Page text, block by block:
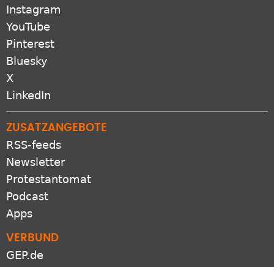
Instagram
YouTube
Pinterest
Bluesky
X
LinkedIn
ZUSATZANGEBOTE
RSS-feeds
Newsletter
Protestantomat
Podcast
Apps
VERBUND
GEP.de